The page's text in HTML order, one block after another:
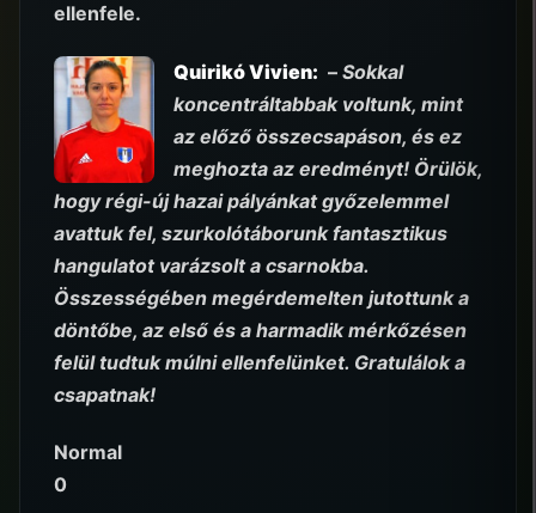
ellenfele.
Quirikó Vivien: – Sokkal
koncentráltabbak voltunk, mint
az előző összecsapáson, és ez
meghozta az eredményt! Örülök,
hogy régi-új hazai pályánkat győzelemmel
avattuk fel, szurkolótáborunk fantasztikus
hangulatot varázsolt a csarnokba.
Összességében megérdemelten jutottunk a
döntőbe, az első és a harmadik mérkőzésen
felül tudtuk múlni ellenfelünket. Gratulálok a
csapatnak!
Normal
0